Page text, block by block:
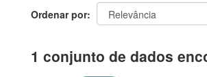
Ordenar por
1 conjunto de dados